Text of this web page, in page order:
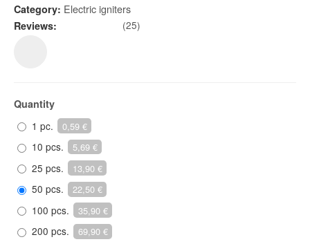
Category: Electric igniters
Reviews: (25)
Quantity
1 pc.
0,59 €
10 pcs. 5,69 €
25 pcs. 13,90 €
50 pcs. 22,50 €
100 pcs. 35,90 €
200 pcs. 69,90 €